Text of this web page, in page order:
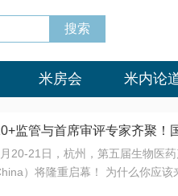
米房会 米内论
监管与首席审评专家齐聚！
8月开幕！
20-21日，杭州，第五届生物医
）将隆重启幕！ 为什么你应该